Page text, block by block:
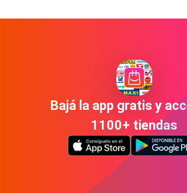
Bajá la app gratis y
1100+ tiendas